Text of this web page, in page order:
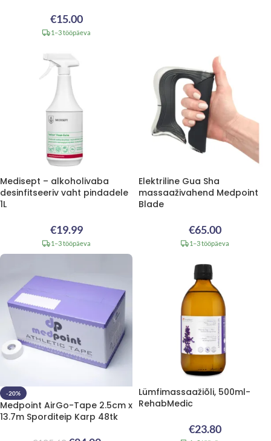
€15.00
1–3 tööpäeva
Medisept – alkoholivaba
desinfitseeriv vaht pindadele
1L
€19.99
1–3 tööpäeva
Elektriline Gua Sha
massaaživahend Medpoint
Blade
€65.00
1–3 tööpäeva
-20%
Medpoint AirGo-Tape 2.5cm x
13.7m Sporditeip Karp 48tk
Lümfimassaažiõli, 500ml-
RehabMedic
€23.80